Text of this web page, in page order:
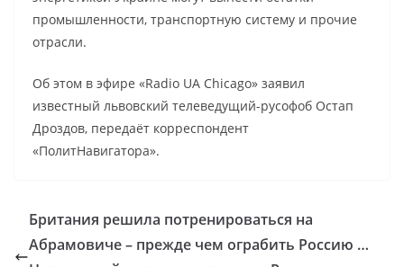
промышленности, транспортную систему и прочие
отрасли.
Об этом в эфире «Radio UA Chicago» заявил
известный львовский телеведущий-русофоб Остап
Дроздов, передаёт корреспондент
«ПолитНавигатора».
Британия решила потренироваться на
Абрамовиче – прежде чем ограбить Россию …